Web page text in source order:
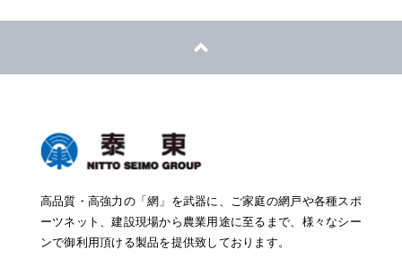
高品質・高強力の「網」を武器に、ご家庭の網戸や各種スポ
ーツネット、建設現場から農業用途に至るまで、様々なシー
ンで御利用頂ける製品を提供致しております。